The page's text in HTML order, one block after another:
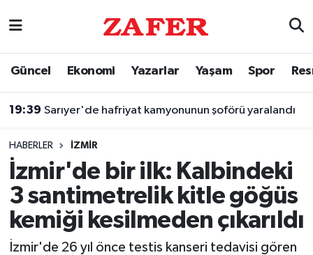
Güncel Ekonomi Yazarlar Yaşam Spor
19:39 Sarıyer'de hafriyat kamyonunun şoförü yaralandı
HABERLER İZMIR
İzmir'de bir ilk: Kalbindeki
3 santimetrelik kitle göğüs
kemiği kesilmeden çıkarıldı
İzmir'de 26 yıl önce testis kanseri tedavisi gören
Nöbetçi Eczaneler
Trafik Durumu
Süper Lig Puan Durumu ve Fikstür
Tüm Manşetler